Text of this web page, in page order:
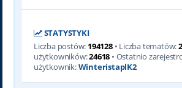
STATYSTYKI
Liczba postów: 194128• Liczba tematów:
użytkowników:24618 • Ostatnio
użytkownik:WinteristaplK2